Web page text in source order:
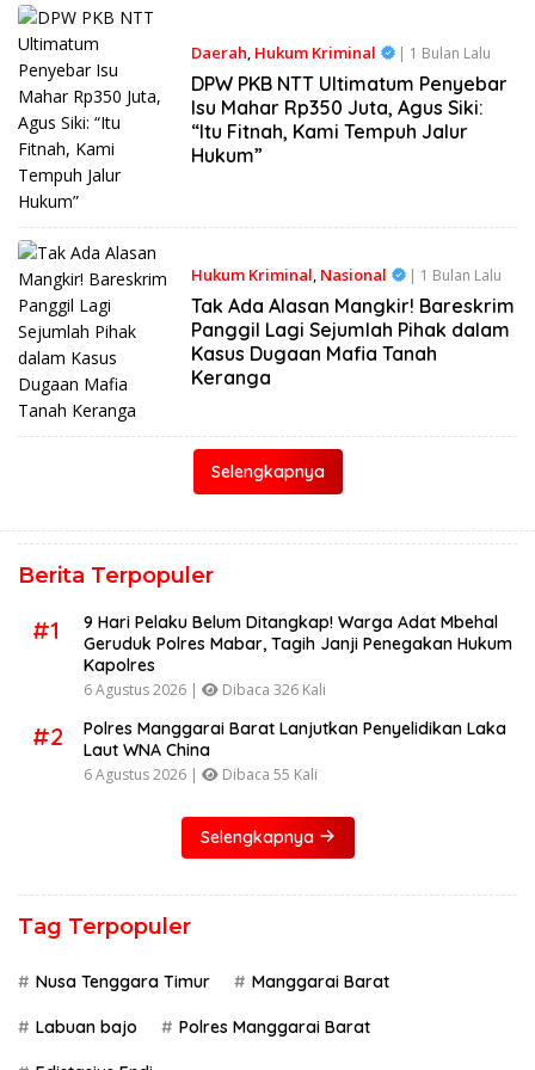
Daerah, Hukum Kriminal | 1 Bulan Lalu
DPW PKB NTT Ultimatum Penyebar
Isu Mahar Rp350 Juta, Agus Siki:
“Itu Fitnah, Kami Tempuh Jalur
Hukum”
Hukum Kriminal, Nasional | 1 Bulan Lalu
Tak Ada Alasan Mangkir! Bareskrim
Panggil Lagi Sejumlah Pihak dalam
Kasus Dugaan Mafia Tanah
Keranga
Selengkapnya
Berita Terpopuler
#1
9 Hari Pelaku Belum Ditangkap! Warga Adat Mbehal
Geruduk Polres Mabar, Tagih Janji Penegakan Hukum
Kapolres
6 Agustus 2026 | Dibaca 326 Kali
#2
Polres Manggarai Barat Lanjutkan Penyelidikan Laka
Laut WNA China
6 Agustus 2026 | Dibaca 55 Kali
Selengkapnya
Tag Terpopuler
Nusa Tenggara Timur Manggarai Barat
Labuan bajo Polres Manggarai Barat